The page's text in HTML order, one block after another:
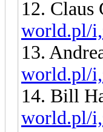
12. Claus
world.pl/
13.
world.pl/
14. Bill
world.pl/